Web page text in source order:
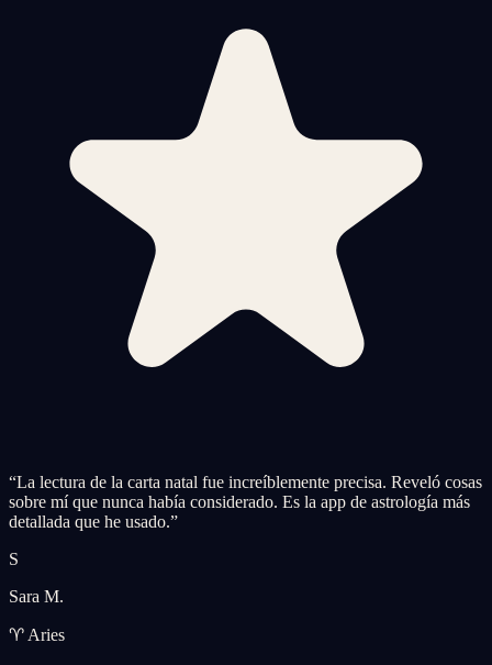
“La lectura de la carta natal fue increíblemente precisa. Reveló cosas
sobre mí que nunca había considerado. Es la app de astrología más
detallada que he usado.”
S
Sara M.
♈ Aries